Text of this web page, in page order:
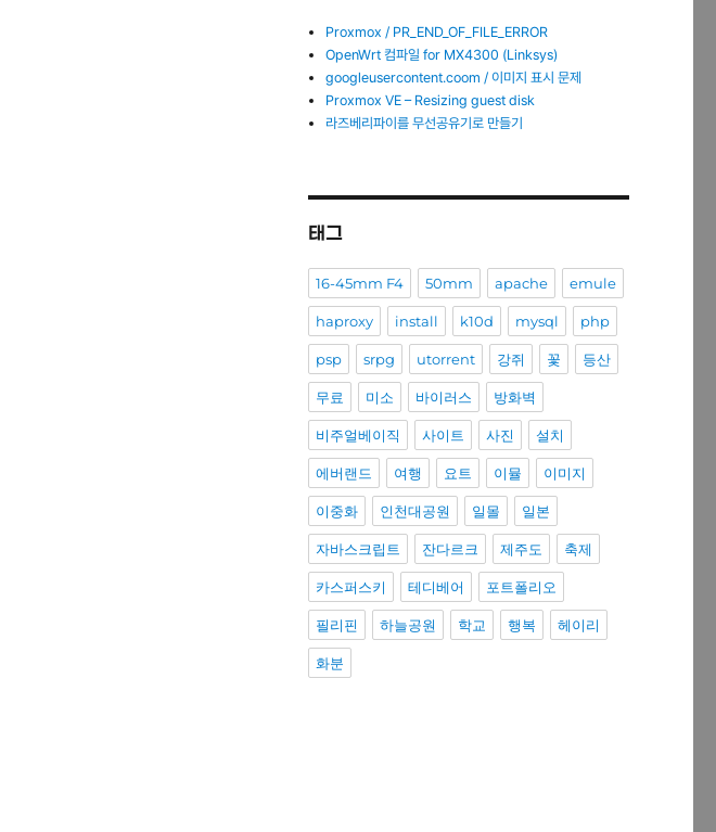
Proxmox / PR_END_OF_FILE_ERROR
OpenWrt 컴파일 for MX4300 (Linksys)
googleusercontent.coom / 이미지 표시 문제
Proxmox VE – Resizing guest disk
라즈베리파이를 무선공유기로 만들기
태그
16-45mm F4 50mm apache emule
haproxy install k10d mysql php
psp srpg utorrent 강쥐 꽃 등산
무료 미소 바이러스 방화벽
비주얼베이직 사이트 사진 설치
에버랜드 여행 요트 이뮬 이미지
이중화 인천대공원 일몰 일본
자바스크립트 잔다르크 제주도 축제
카스퍼스키 테디베어 포트폴리오
필리핀 하늘공원 학교 행복 헤이리
화분